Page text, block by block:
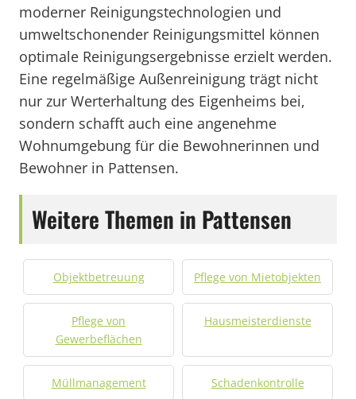
moderner Reinigungstechnologien und
umweltschonender Reinigungsmittel können
optimale Reinigungsergebnisse erzielt werden.
Eine regelmäßige Außenreinigung trägt nicht
nur zur Werterhaltung des Eigenheims bei,
sondern schafft auch eine angenehme
Wohnumgebung für die Bewohnerinnen und
Bewohner in Pattensen.
Weitere Themen in Pattensen
Objektbetreuung Pflege von Mietobjekten
Pflege von
Gewerbeflächen
Hausmeisterdienste
Müllmanagement Schadenkontrolle